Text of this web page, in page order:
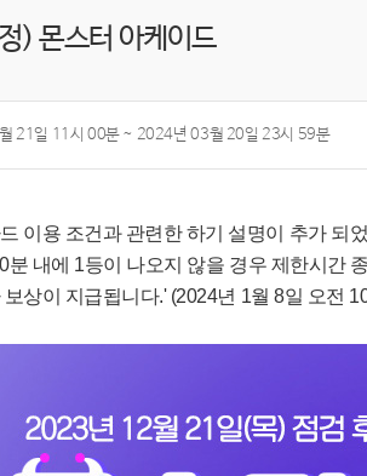
) 몬스터 아케이드
21일 11시 00분 ~ 2024년 03월 20일 23시 59분
이용 조건과 관련한 하기 설명이 추가 되
분 내에 1등이 나오지 않을 경우 제한시간
상이 지급됩니다.' (2024년 1월 8일 오전